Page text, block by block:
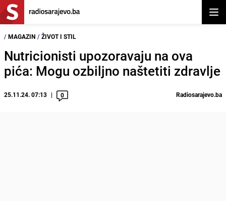
/ MAGAZIN / ŽIVOT I STIL
Nutricionisti upozoravaju na ova
pića: Mogu ozbiljno naštetiti zdravlje
25.11.24. 07:13 0 Radiosarajevo.ba